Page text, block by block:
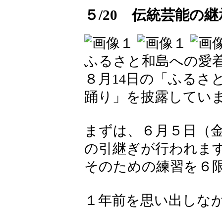
５/20 伝統芸能の継
ふるさと和島への愛
８月14日の「ふるさ
踊り」を披露してい
まずは、６月５日（
の引継ぎが行われま
そのための練習を６
１年前を思い出しな